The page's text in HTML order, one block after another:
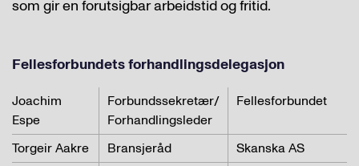
som gir en forutsigbar arbeidstid og fritid.
Fellesforbundets forhandlingsdelegasjon
Joachim
Espe
Forbundssekretær/
Forhandlingsleder
Fellesforbundet
Torgeir Aakre Bransjeråd
Skanska AS